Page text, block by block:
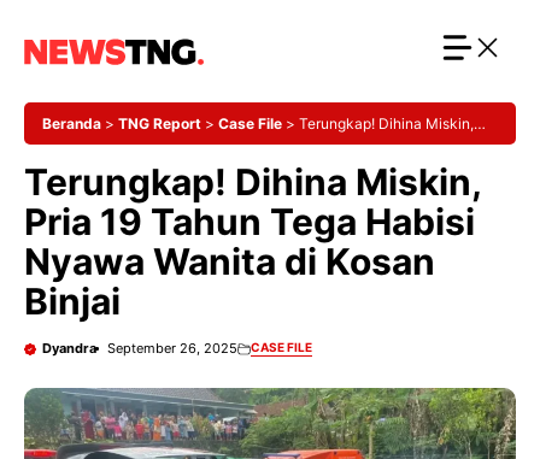
Beranda > TNG Report > Case File > Terungkap! Dihina Miskin,
Terungkap! Dihina Miskin,
Pria 19 Tahun Tega Habisi
Nyawa Wanita di Kosan
Binjai
Dyandra September 26, 2025 CASE FILE